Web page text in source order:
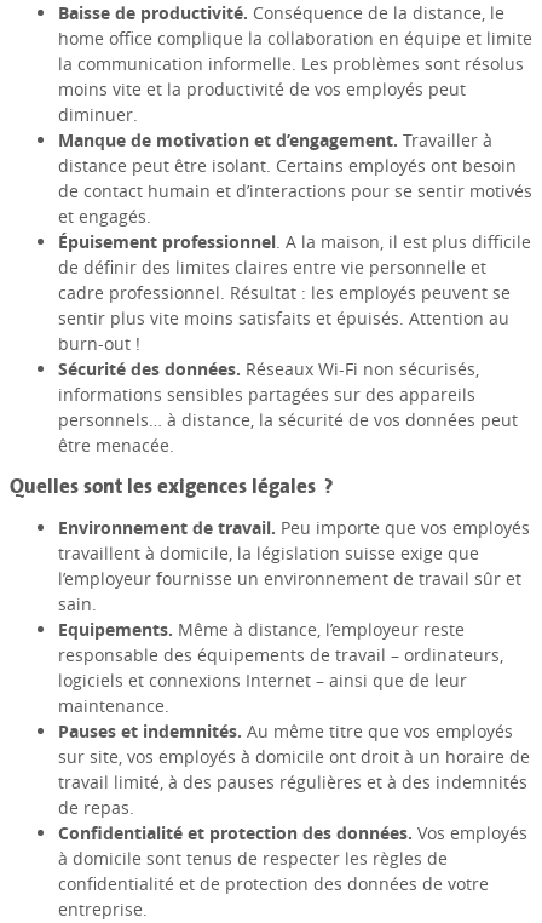
Baisse de productivité. Conséquence de la distance, le
home office complique la collaboration en équipe et limite
la communication informelle. Les problèmes sont résolus
moins vite et la productivité de vos employés peut
diminuer.
Manque de motivation et d’engagement. Travailler à
distance peut être isolant. Certains employés ont besoin
de contact humain et d’interactions pour se sentir motivés
et engagés.
Épuisement professionnel. A la maison, il est plus difficile
de définir des limites claires entre vie personnelle et
cadre professionnel. Résultat : les employés peuvent se
sentir plus vite moins satisfaits et épuisés. Attention au
burn-out !
Sécurité des données. Réseaux Wi-Fi non sécurisés,
informations sensibles partagées sur des appareils
personnels… à distance, la sécurité de vos données peut
être menacée.
Quelles sont les exigences légales ?
Environnement de travail. Peu importe que vos employés
travaillent à domicile, la législation suisse exige que
l’employeur fournisse un environnement de travail sûr et
sain.
Equipements. Même à distance, l’employeur reste
responsable des équipements de travail – ordinateurs,
logiciels et connexions Internet – ainsi que de leur
maintenance.
Pauses et indemnités. Au même titre que vos employés
sur site, vos employés à domicile ont droit à un horaire de
travail limité, à des pauses régulières et à des indemnités
de repas.
Confidentialité et protection des données. Vos employés
à domicile sont tenus de respecter les règles de
confidentialité et de protection des données de votre
entreprise.